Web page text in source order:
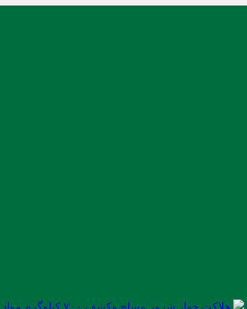
هلاکت چهار شرور مسلح وکشف ۷۰۰ کیلوگرم مواد مخدر